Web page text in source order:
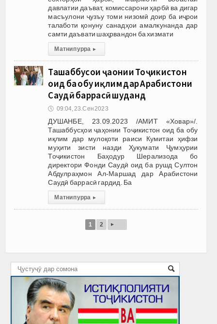
давлатии даъват, комиссарони ҳарбӣ ва дигар
масъулони ҷузъу томи низомӣ доир ба иҷрои
талаботи қонуну санадҳои амалкунанда дар
самти даъвати шаҳрвандон ба хизмати
Матни пурра ▸
Ташаббусҳои ҷаҳонии Тоҷикистон
оид ба обу иқлим дар Арабистони
Саудӣ баррасӣ шуданд
🕔 09:04, 23.Сен 2023
ДУШАНБЕ, 23.09.2023 /АМИТ «Ховар»/.
Ташаббусҳои ҷаҳонии Тоҷикистон оид ба обу
иқлим дар мулоқоти раиси Кумитаи ҳифзи
муҳити зисти назди Ҳукумати Ҷумҳурии
Тоҷикистон Баҳодур Шерализода бо
директори Фонди Саудӣ оид ба рушд Султон
Абдулраҳмон Ал-Маршад дар Арабистони
Саудӣ баррасӣ гардид. Ба
Матни пурра ▸
1 2 ▸